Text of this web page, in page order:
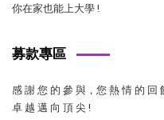
你在家也能上大學 !
募款專區
感 謝 您 的 參 與，您 熱 情 的 回
卓 越 邁 向 頂 尖 !